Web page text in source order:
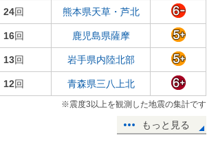
24回 熊本県天草・芦北
16回 鹿児島県薩摩
13回 岩手県内陸北部
12回 青森県三八上北
※震度3以上を観測した地震の集計です
もっと見る